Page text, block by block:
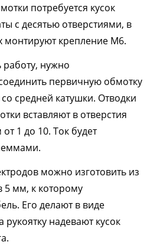
потребуется кусок
с десятью отверстиями, в
монтируют крепление М6.
нужно
первичную обмотку
средней катушки. Отводки
вставляют в отверстия
1 до 10. Ток будет
можно изготовить из
5 мм, к которому
Его делают в виде
рукоятку надевают кусок